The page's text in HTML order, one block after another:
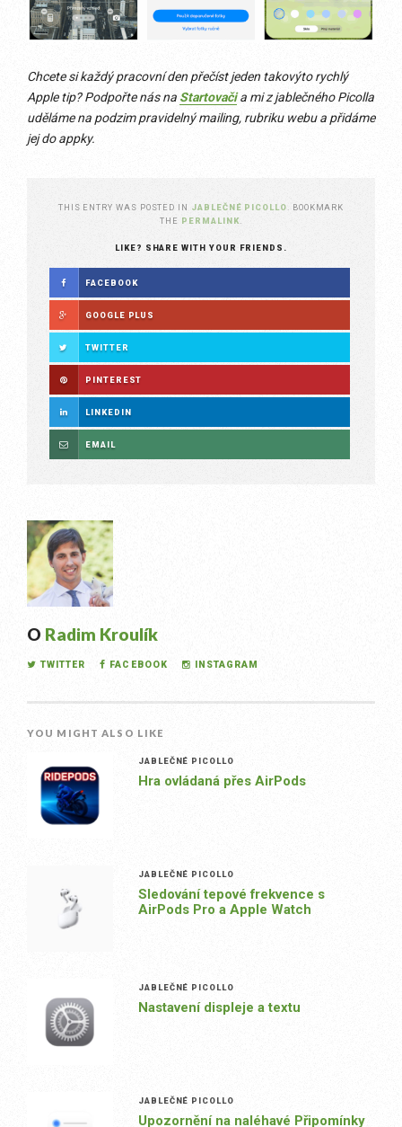
Chcete si každý pracovní den přečíst jeden takovýto rychlý
Apple tip? Podpořte nás na Startovačia mi z jablečného Picolla
uděláme na podzim pravidelný mailing, rubriku webu a přidáme
jej do appky.
THIS ENTRY WAS POSTED IN JABLEČNÉ PICOLLO . BOOKMARK
THE PERMALINK
LIKE? SHARE WITH YOUR FRIENDS.
FACEBOOK
GOOGLE PLUS
TWITTER
PINTEREST
LINKEDIN
EMAIL
O Radim Kroulík
TWITTER FACEBOOK INSTAGRAM
YOU MIGHT ALSO LIKE
JABLEČNÉ PICOLLO
Hra ovládaná přes AirPods
JABLEČNÉ PICOLLO
Sledování tepové frekvence s
AirPods Pro a Apple Watch
JABLEČNÉ PICOLLO
Nastavení displeje a textu
JABLEČNÉ PICOLLO
Upozornění na naléhavé Připomínky